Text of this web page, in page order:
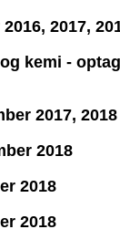
2017,
kemi -
2017, 2018
2018
2018
2018